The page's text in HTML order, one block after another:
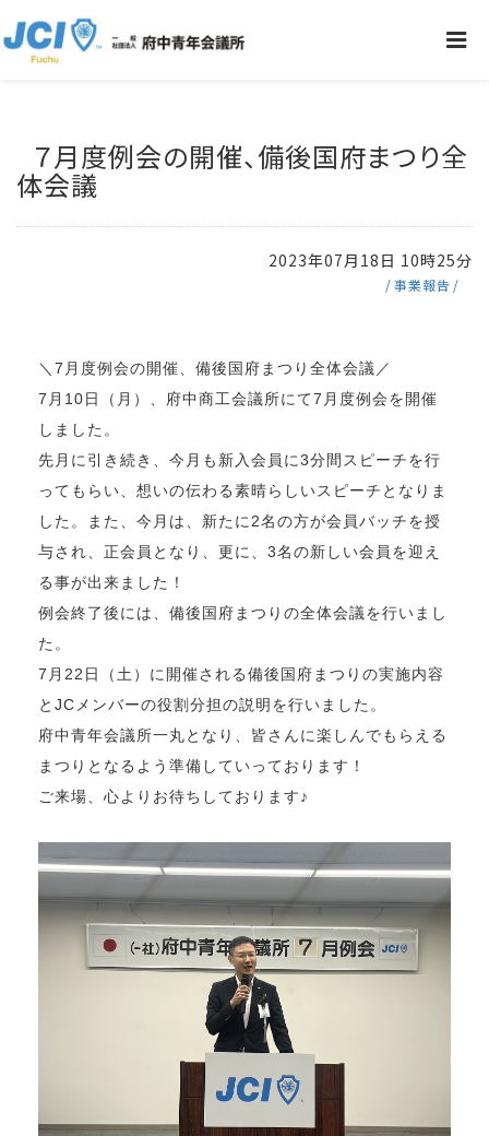
７月度例会の開催、備後国府まつり全
体会議
2023年07月18日 10時25分
事業報告
＼7月度例会の開催、備後国府まつり全体会議／
7月10日（月）、府中商工会議所にて7月度例会を開催
しました。
先月に引き続き、今月も新入会員に3分間スピーチを行
ってもらい、想いの伝わる素晴らしいスピーチとなりま
した。また、今月は、新たに2名の方が会員バッチを授
与され、正会員となり、更に、3名の新しい会員を迎え
る事が出来ました！
例会終了後には、備後国府まつりの全体会議を行いまし
た。
7月22日（土）に開催される備後国府まつりの実施内容
とJCメンバーの役割分担の説明を行いました。
府中青年会議所一丸となり、皆さんに楽しんでもらえる
まつりとなるよう準備していっております！
ご来場、心よりお待ちしております♪